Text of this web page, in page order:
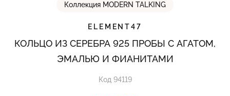
Коллекция MODERN TALKING
ELEMENT47
КОЛЬЦО ИЗ СЕРЕБРА 925 ПРОБЫ С АГАТОМ,
ЭМАЛЬЮ И ФИАНИТАМИ
Код 94119